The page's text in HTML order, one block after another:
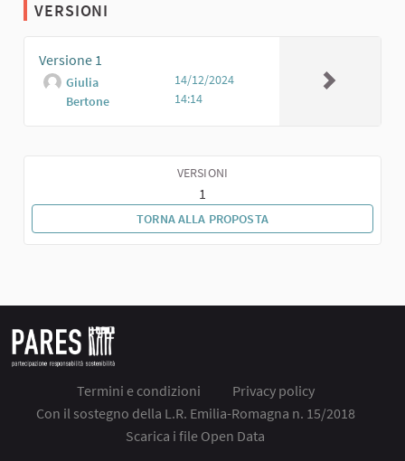
VERSIONI
Versione 1
Giulia
Bertone
14/12/2024
14:14
VERSIONI
1
TORNA ALLA PROPOSTA
Termini e condizioni
Privacy policy
Con il sostegno della L.R. Emilia-Romagna n. 15/2018
Scarica i file Open Data